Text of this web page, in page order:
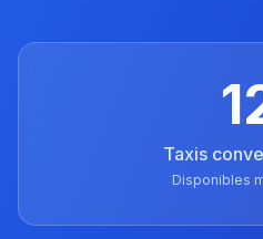
Taxis
Disponibles